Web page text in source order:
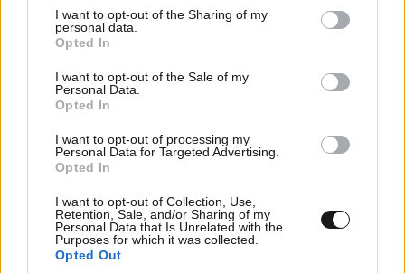
not limited to your visit or usage behaviour. You may click to
grant or deny consent to Google and its third-party tags to
use your data for below specified purposes in below Google
consent section.
I want to opt-out of the Sharing of my
personal data.
Opted In
I want to opt-out of the Sale of my
Personal Data.
Opted In
I want to opt-out of processing my
Personal Data for Targeted Advertising.
Opted In
I want to opt-out of Collection, Use,
Retention, Sale, and/or Sharing of my
Personal Data that Is Unrelated with the
Purposes for which it was collected.
Opted Out
Art.1... 1. The Charter does not extend the ability of
the Court of Justice of the European Union, or any
court or tribunal of Poland or of the United Kingdom,
to find that the laws, regulations or administrative
provisions, practices or action of Poland or of the
United Kingdom are inconsistent with the fundamental
rights, freedoms and principles that it reaffirms. 2. In
particular, and for the avoidance of doubt, nothing in
applicable to Poland or the United Kingdom except in
so far as Poland or the United Kingdom has provided
for such rights in its national law.... https://eur-